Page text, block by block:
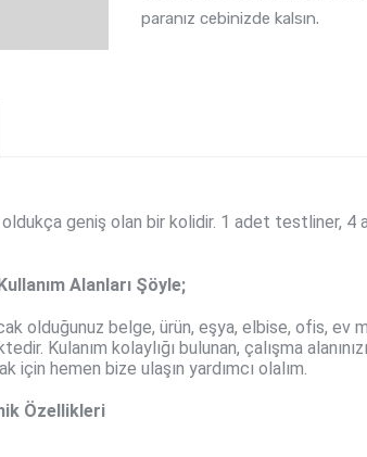
paranız cebinizde kalsın.
oldukça geniş olan bir kolidir. 1 adet testliner, 4
Alanları Şöyle;
olduğunuz belge, ürün, eşya, elbise, ofis, ev
Kulanım kolaylığı bulunan, çalışma
hemen bize ulaşın yardımcı olalım.
Özellikleri